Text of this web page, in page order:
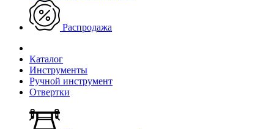
Распродажа
Каталог
Инструменты
Ручной инструмент
Отвертки